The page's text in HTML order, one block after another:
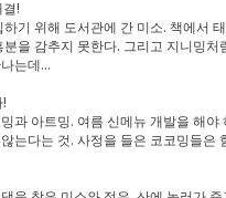
!
기 위해 도서관에 간 미소. 책에서
을 감추지 못한다. 그리고 지니밍처
는데…
과 아트밍. 여름 신메뉴 개발을 해야
는다는 것. 사정을 들은 코코밍들은